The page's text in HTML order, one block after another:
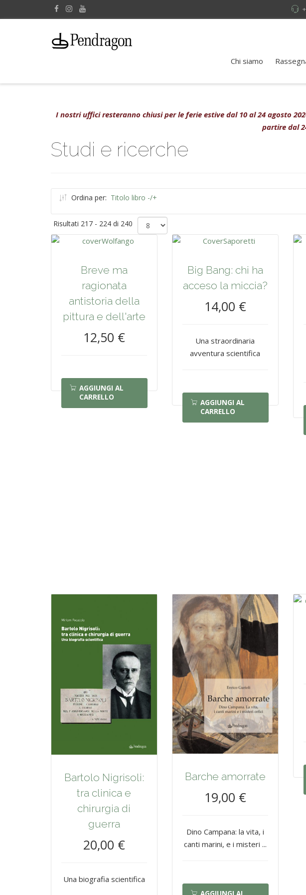
Chi siamo
I nostri uffici resteranno chiusi per le ferie estive dal 10 al 24 agosto
partire dal
Studi e ricerche
Ordina per: Titolo libro -/+
Risultati 217 - 224 di 240
Breve ma
ragionata
antistoria della
pittura e dell'arte
12,50 €
AGGIUNGI AL
CARRELLO
Big Bang: chi ha
acceso la miccia?
14,00 €
Una straordinaria
avventura scientifica
AGGIUNGI AL
CARRELLO
Bartolo Nigrisoli:
tra clinica e
chirurgia di
guerra
20,00 €
Una biografia scientifica
Barche amorrate
19,00 €
Dino Campana: la vita, i
canti marini, e i misteri ...